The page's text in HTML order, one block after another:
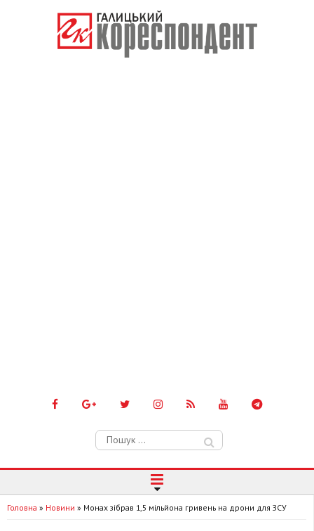
Пошук:
Головна » Новини » Монах зібрав 1,5 мільйона гривень на дрони для ЗСУ